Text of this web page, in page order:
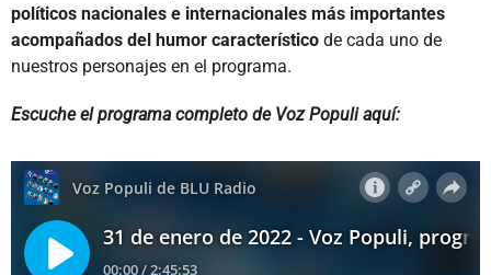
políticos nacionales e internacionales más importantes
acompañados del humor característico de cada uno de
nuestros personajes en el programa.
Escuche el programa completo de Voz Populi aquí: